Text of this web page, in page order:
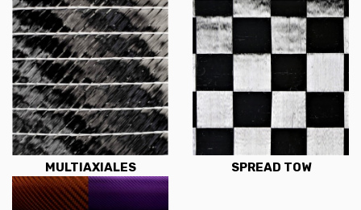
MULTIAXIALES SPREAD TOW